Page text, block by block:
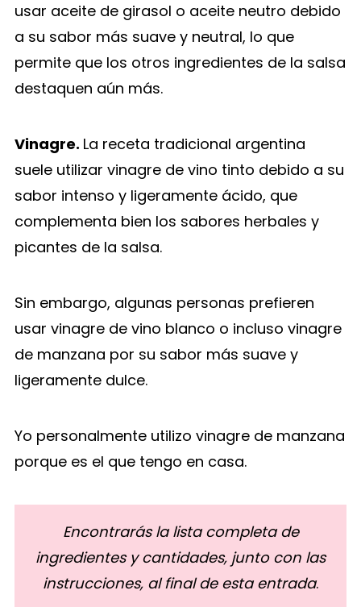
usar aceite de girasol o aceite neutro debido
a su sabor más suave y neutral, lo que
permite que los otros ingredientes de la salsa
destaquen aún más.
Vinagre. La receta tradicional argentina
suele utilizar vinagre de vino tinto debido a su
sabor intenso y ligeramente ácido, que
complementa bien los sabores herbales y
picantes de la salsa.
Sin embargo, algunas personas prefieren
usar vinagre de vino blanco o incluso vinagre
de manzana por su sabor más suave y
ligeramente dulce.
Yo personalmente utilizo vinagre de manzana
porque es el que tengo en casa.
Encontrarás la lista completa de
ingredientes y cantidades, junto con las
instrucciones, al final de esta entrada.